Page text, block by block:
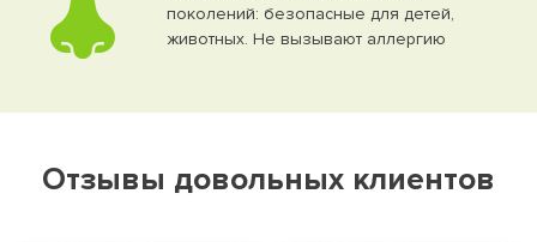
поколений: безопасные для детей,
животных. Не вызывают аллергию
Отзывы довольных клиентов